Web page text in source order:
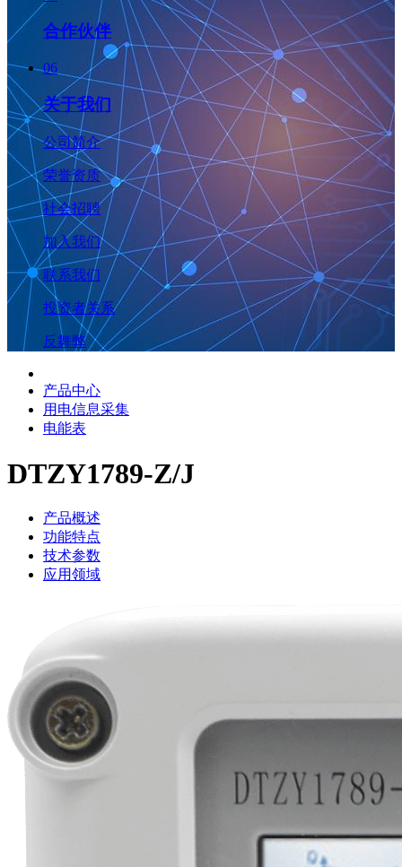
合作伙伴
06
关于我们
公司简介
荣誉资质
社会招聘
加入我们
联系我们
投资者关系
反舞弊
产品中心
用电信息采集
电能表
DTZY1789-Z/J
产品概述
功能特点
技术参数
应用领域